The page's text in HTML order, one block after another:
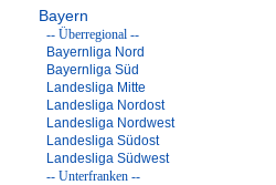
Bayern
-- Überregional --
Bayernliga Nord
Bayernliga Süd
Landesliga Mitte
Landesliga Nordost
Landesliga Nordwest
Landesliga Südost
Landesliga Südwest
-- Unterfranken --